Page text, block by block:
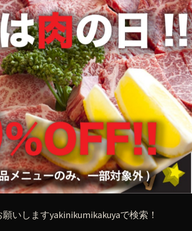
いしますyakinikumikakuyaで検索！